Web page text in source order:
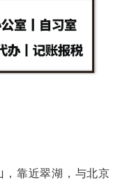
靠近翠湖，与北京